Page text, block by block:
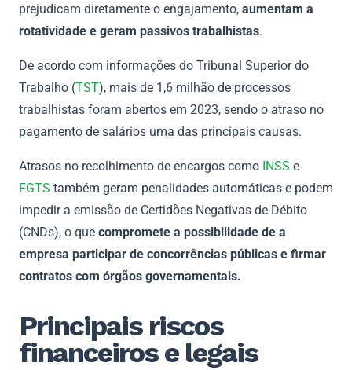
prejudicam diretamente o engajamento, aumentam a
rotatividade e geram passivos trabalhistas.
De acordo com informações do Tribunal Superior do
Trabalho (TST), mais de 1,6 milhão de processos
trabalhistas foram abertos em 2023, sendo o atraso no
pagamento de salários uma das principais causas.
Atrasos no recolhimento de encargos como INSS e
FGTS também geram penalidades automáticas e podem
impedir a emissão de Certidões Negativas de Débito
(CNDs), o que compromete a possibilidade de a
empresa participar de concorrências públicas e firmar
contratos com órgãos governamentais.
Principais riscos
financeiros e legais